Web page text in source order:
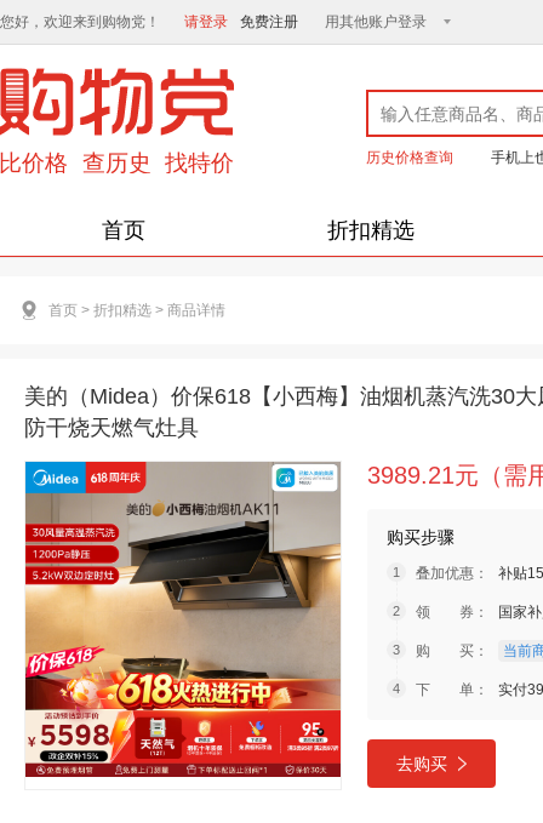
您好，欢迎来到购物党！ 请登录 免费注册 用其他账户登录
历史价格查询 手机上
首页 折扣精选
首页 > 折扣精选 > 商品详情
美的（Midea）价保618【小西梅】油烟机蒸汽洗30
防干烧天燃气灶具
3989.21元（需
购买步骤
叠加优惠： 补贴
领 券： 国家
购 买： 当前
下 单： 实付
去购买